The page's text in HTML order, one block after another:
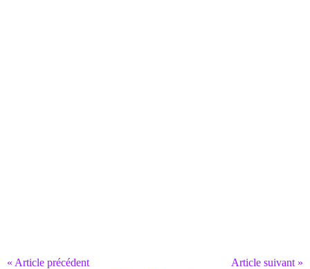
« Article précédent
Article suivant »